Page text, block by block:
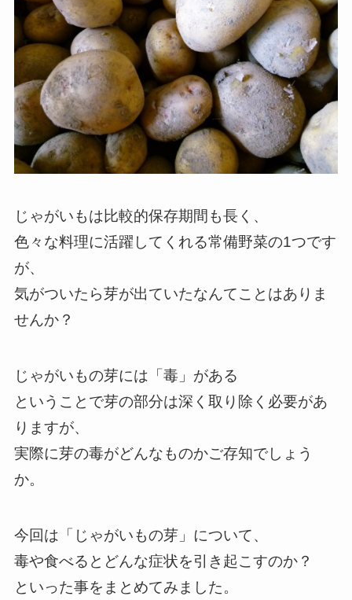
じゃがいもは比較的保存期間も長く、
色々な料理に活躍してくれる常備野菜の1つです
が、
気がついたら芽が出ていたなんてことはありま
せんか？
じゃがいもの芽には「毒」がある
ということで芽の部分は深く取り除く必要があ
りますが、
実際に芽の毒がどんなものかご存知でしょう
か。
今回は「じゃがいもの芽」について、
毒や食べるとどんな症状を引き起こすのか？
といった事をまとめてみました。